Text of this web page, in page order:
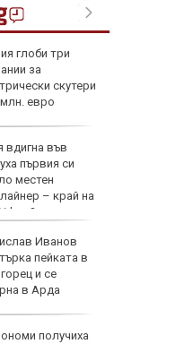
глоби три
за
скутери
евро
вдигна във
първия си
местен
– край на
Иванов
пейката в
и се
в Арда
получиха